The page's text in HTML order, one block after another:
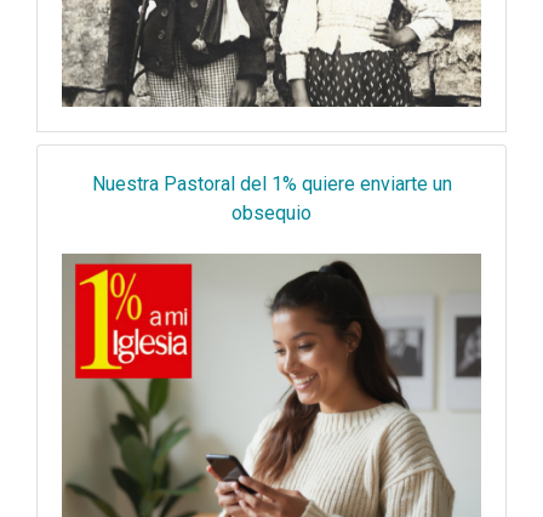
Nuestra Pastoral del 1% quiere enviarte un
obsequio